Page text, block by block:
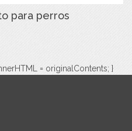
para perros
= originalContents; }